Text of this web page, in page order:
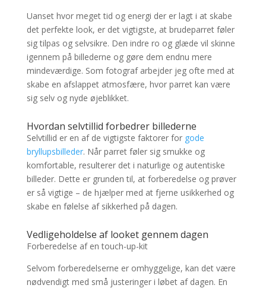
Uanset hvor meget tid og energi der er lagt i at skabe
det perfekte look, er det vigtigste, at brudeparret føler
sig tilpas og selvsikre. Den indre ro og glæde vil skinne
igennem på billederne og gøre dem endnu mere
mindeværdige. Som fotograf arbejder jeg ofte med at
skabe en afslappet atmosfære, hvor parret kan være
sig selv og nyde øjeblikket.
Hvordan selvtillid forbedrer billederne
Selvtillid er en af de vigtigste faktorer for gode
bryllupsbilleder. Når parret føler sig smukke og
komfortable, resulterer det i naturlige og autentiske
billeder. Dette er grunden til, at forberedelse og prøver
er så vigtige – de hjælper med at fjerne usikkerhed og
skabe en følelse af sikkerhed på dagen.
Vedligeholdelse af looket gennem dagen
Forberedelse af en touch-up-kit
Selvom forberedelserne er omhyggelige, kan det være
nødvendigt med små justeringer i løbet af dagen. En